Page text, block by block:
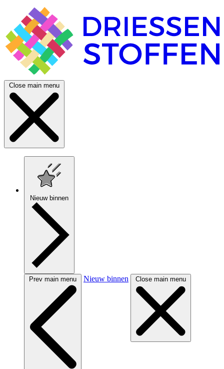
Close main menu
Nieuw binnen
Prev main menu Nieuw binnen Close main menu